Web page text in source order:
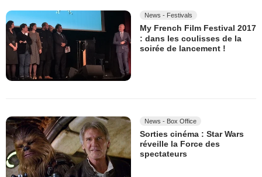
News - Festivals
My French Film Festival 2017
: dans les coulisses de la
soirée de lancement !
News - Box Office
Sorties cinéma : Star Wars
réveille la Force des
spectateurs